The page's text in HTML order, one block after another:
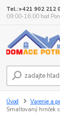
Tel.:+421 902 212
09:00-16:00 hod
Úvod Varenie a
Smaltovaný hrnček